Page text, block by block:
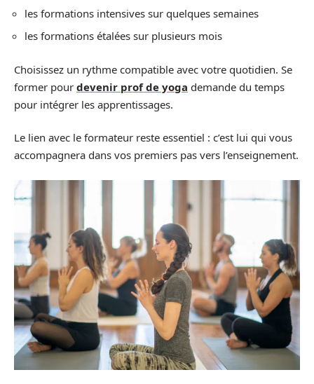
les formations intensives sur quelques semaines
les formations étalées sur plusieurs mois
Choisissez un rythme compatible avec votre quotidien. Se
former pour devenir prof de yoga demande du temps
pour intégrer les apprentissages.
Le lien avec le formateur reste essentiel : c’est lui qui vous
accompagnera dans vos premiers pas vers l’enseignement.